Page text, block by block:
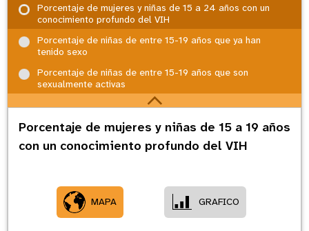
Porcentaje de mujeres y niñas de 15 a 24 años con un
conocimiento profundo del VIH
Porcentaje de niñas de entre 15-19 años que ya han
tenido sexo
Porcentaje de niñas de entre 15-19 años que son
sexualmente activas
Porcentaje de mujeres y niñas de 15 a 19 años
con un conocimiento profundo del VIH
MAPA GRAFICO